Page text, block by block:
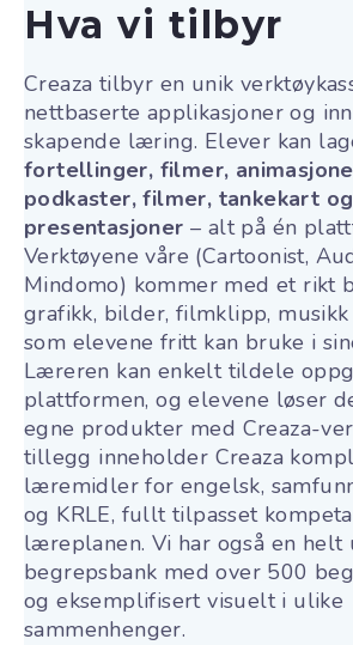
Hva vi tilbyr
Creaza tilbyr en unik
nettbaserte applikasjoner og
skapende læring. Elever kan
fortellinger, filmer,
podkaster, filmer, tankekart og
presentasjoner – alt på én
Verktøyene våre (Cartoonist,
Mindomo) kommer med et rikt
grafikk, bilder, filmklipp,
som elevene fritt kan bruke i
Læreren kan enkelt tildele
plattformen, og elevene løser
egne produkter med Creaza-
tillegg inneholder Creaza
læremidler for engelsk,
og KRLE, fullt tilpasset
læreplanen. Vi har også en helt
begrepsbank med over 500
og eksemplifisert visuelt i ulike
sammenhenger.